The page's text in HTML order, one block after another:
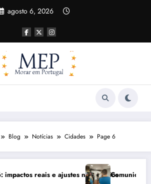
agosto 6, 2026
Blog Notícias Cidades Page 6
em 2026: Os Desafios Reais Matrícula em